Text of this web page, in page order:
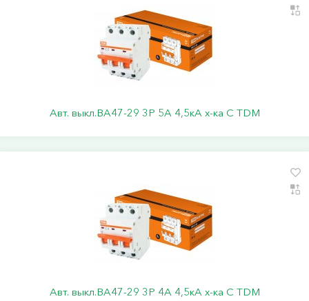
Авт. выкл.ВА47-29 3Р 5А 4,5кА х-ка С TDM
Авт. выкл.ВА47-29 3Р 4А 4,5кА х-ка С TDM